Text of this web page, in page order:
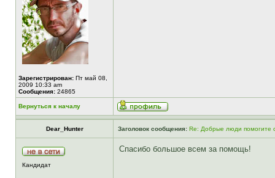
Зарегистрирован: Пт май 08,
2009 10:33 am
Сообщения: 24865
Вернуться к началу
Dear_Hunter Заголовок сообщения: Re: Добрые люди помогите
Кандидат
Спасибо большое всем за помощь!